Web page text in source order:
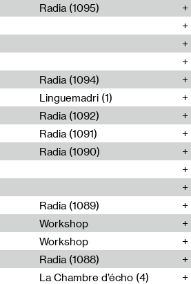
Radia (1095)
Radia (1094)
Linguemadri (1)
Radia (1092)
Radia (1091)
Radia (1090)
Radia (1089)
Workshop
Workshop
Radia (1088)
La Chambre d’écho (4)